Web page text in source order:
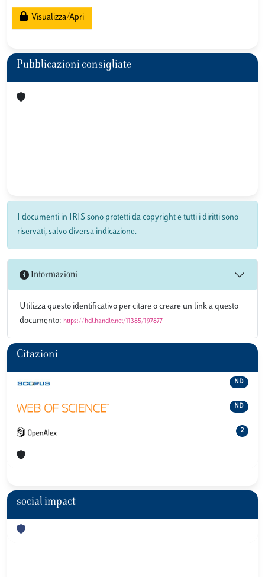
Visualizza/Apri
Pubblicazioni consigliate
I documenti in IRIS sono protetti da copyright e tutti i diritti sono
riservati, salvo diversa indicazione.
Informazioni
Utilizza questo identificativo per citare o creare un link a questo
documento: https://hdl.handle.net/11385/197877
Citazioni
ND
ND
2
social impact